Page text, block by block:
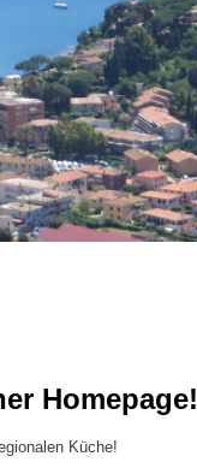
Homepage!
Küche!